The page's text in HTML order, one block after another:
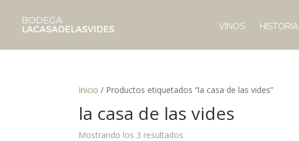
VINOS HISTORIA
Inicio / Productos etiquetados “la casa de las vides”
la casa de las vides
Mostrando los 3 resultados